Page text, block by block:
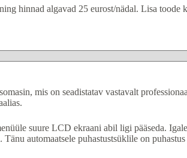
hinnad algavad 25 eurost/nädal. Lisa toode
mis on seadistatav vastavalt
suure LCD ekraani abil ligi pääseda.
automaatsele puhastustsüklile on